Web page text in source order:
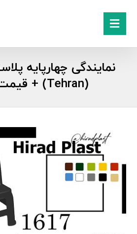
نمایندگی چهارپایه
(Tehran) + قیمت 1404